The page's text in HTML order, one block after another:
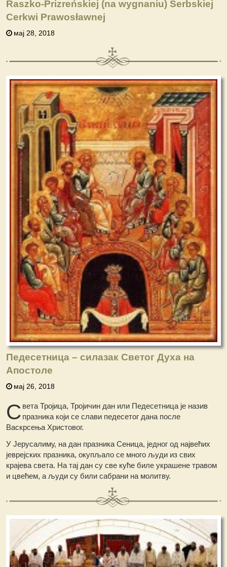
Raszko-Prizreńskiej (na wygnaniu) Serbskiej
Cerkwi Prawosławnej
мај 28, 2018
Педесетница – силазак Светог Духа на
Апостоле
мај 26, 2018
С вета Тројица, Тројичин дан или Педесетница је назив
празника који се слави педесетог дана после
Васкрсења Христовог.
У Јерусалиму, на дан празника Сеница, једног од највећих
јеврејских празника, окупљало се много људи из свих
крајева света. На тај дан су све куће биле украшене травом
и цвећем, а људи су били сабрани на молитву.